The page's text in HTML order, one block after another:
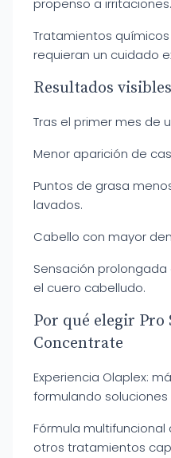
propenso a irritaciones.
Tratamientos
requieran un cuidado
Resultados visibles
Tras el primer mes de
Menor aparición de
Puntos de grasa
lavados.
Cabello con mayor
Sensación
el cuero cabelludo.
Por qué elegir Pro
Concentrate
Experiencia Olaplex:
formulando
Fórmula
otros tratamientos